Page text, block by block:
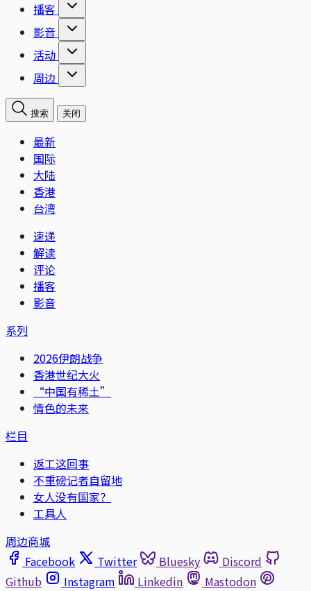
播客
影音
活动
周边
搜索 关闭
最新
国际
大陆
香港
台湾
速递
解读
评论
播客
影音
系列
2026伊朗战争
香港世纪大火
“中国有稀土”
情色的未来
栏目
返工这回事
不重磅记者自留地
女人没有国家？
工具人
周边商城
Facebook
Twitter Bluesky
Discord
Github
Instagram Linkedin
Mastodon